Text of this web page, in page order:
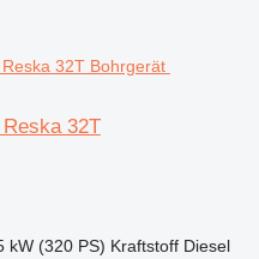
32T
kW (320 PS) Kraftstoff Diesel